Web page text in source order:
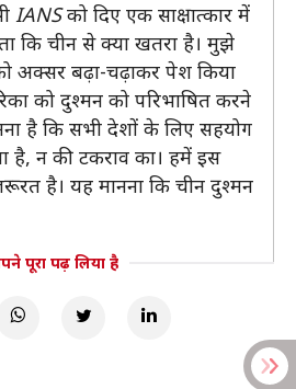
IANSको दिए एक साक्षात्कार में
कि चीन से क्या खतरा है। मुझे
अक्सर बढ़ा-चढ़ाकर पेश किया
को दुश्मन को परिभाषित करने
है कि सभी देशों के लिए सहयोग
न की टकराव का। हमें इस
है। यह मानना कि चीन दुश्मन
पूरा पढ़ लिया है